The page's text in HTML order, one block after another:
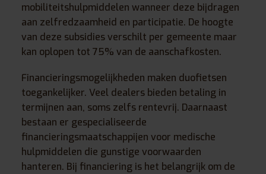
mobiliteitshulpmiddelen wanneer deze bijdragen
aan zelfredzaamheid en participatie. De hoogte
van deze subsidies verschilt per gemeente maar
kan oplopen tot 75% van de aanschafkosten.
Financieringsmogelijkheden maken duofietsen
toegankelijker. Veel dealers bieden betaling in
termijnen aan, soms zelfs rentevrij. Daarnaast
bestaan er gespecialiseerde
financieringsmaatschappijen voor medische
hulpmiddelen die gunstige voorwaarden
hanteren. Bij financiering is het belangrijk om de